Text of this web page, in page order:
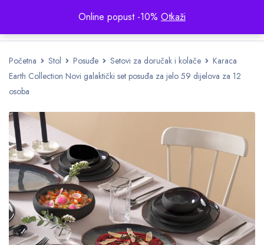
Online popust -10% Otkaži
Početna Stol Posuđe Setovi za doručak i kolače
Karaca
Earth Collection Novi galaktički set posuđa za jelo 59 dijelova za 12
osoba